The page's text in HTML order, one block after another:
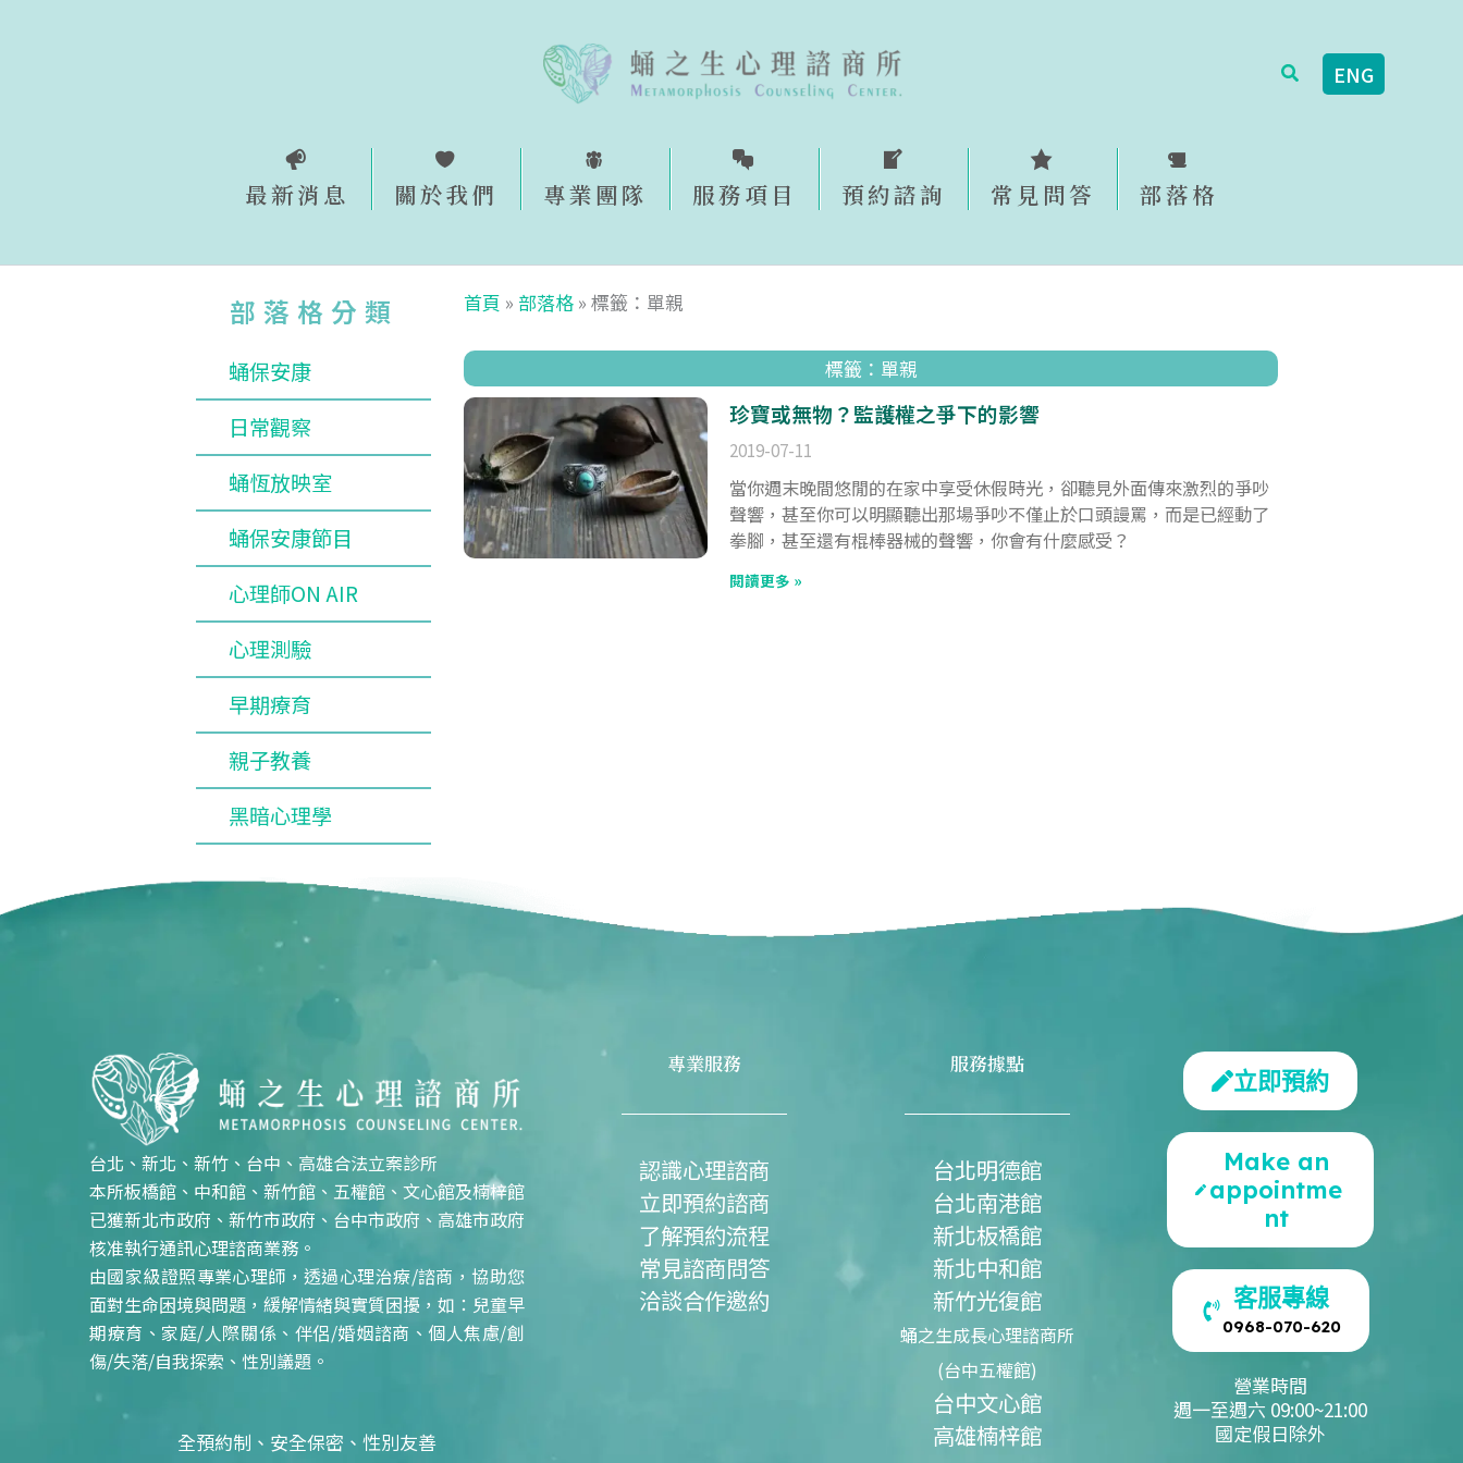
搜
ENG
最新消息 關於我們 專業團隊 服務項目 預約諮詢​ 常見問答 部落格
部落格分類
蛹保安康
日常觀察
蛹恆放映室
蛹保安康節目
心理師ON AIR
心理測驗
早期療育
親子教養
黑暗心理學
首頁 » 部落格 » 標籤：單親
標籤：單親
珍寶或無物？監護權之爭下的影響
2019-07-11
當你週末晚間悠閒的在家中享受休假時光，卻聽見外面傳來激烈的爭吵
聲響，甚至你可以明顯聽出那場爭吵不僅止於口頭謾罵，而是已經動了
拳腳，甚至還有棍棒器械的聲響，你會有什麼感受？
閱讀更多 »
台北、新北、新竹、台中、高雄合法立案診所
本所板橋館、中和館、新竹館、五權館、文心館及楠梓館
已獲新北市政府、新竹市政府、台中市政府、高雄市政府
核准執行通訊心理諮商業務。
由國家級證照專業心理師，透過心理治療/諮商，協助您
面對生命困境與問題，緩解情緒與實質困擾，如：兒童早
期療育、家庭/人際關係、伴侶/婚姻諮商、個人焦慮/創
傷/失落/自我探索、性別議題。
全預約制、安全保密、性別友善
專業服務
認識心理諮商
立即預約諮商
了解預約流程
常見諮商問答
洽談合作邀約
服務據點
台北明德館
台北南港館
新北板橋館
新北中和館
新竹光復館
蛹之生成長心理諮商所
(台中五權館)
台中文心館
高雄楠梓館
立即預約
Make an
appointme
nt
客服專線
0968-070-620
營業時間
週一至週六 09:00~21:00
國定假日除外